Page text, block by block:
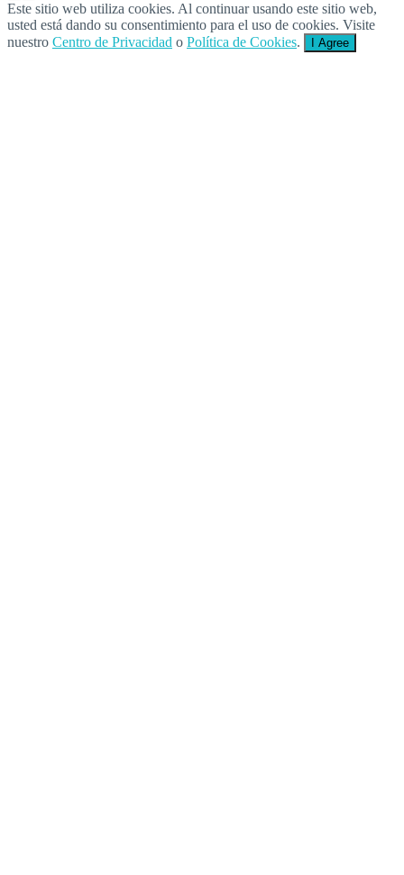
Este sitio web utiliza cookies. Al continuar usando este sitio web,
usted está dando su consentimiento para el uso de cookies. Visite
nuestro Centro de Privacidad o Política de Cookies. I Agree